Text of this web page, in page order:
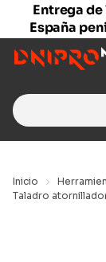
Entrega de
España
Search
for:
Inicio
Taladro